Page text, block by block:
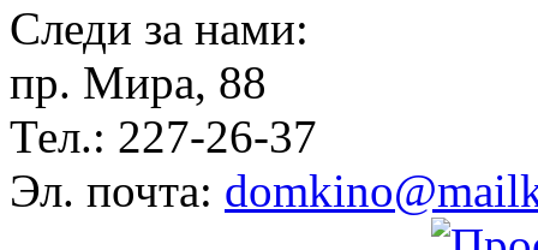
Следи за нами:
пр. Мира, 88
Тел.: 227-26-37
Эл. почта: